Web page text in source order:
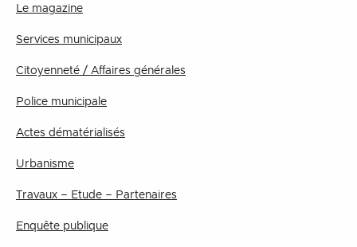
Le magazine
Services municipaux
Citoyenneté / Affaires générales
Police municipale
Actes dématérialisés
Urbanisme
Travaux – Etude – Partenaires
Enquête publique